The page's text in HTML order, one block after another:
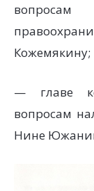
Кожемякину;
— главе
вопросам
Нине